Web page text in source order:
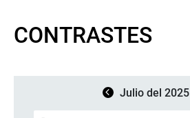
CONTRASTES
Julio del 2025